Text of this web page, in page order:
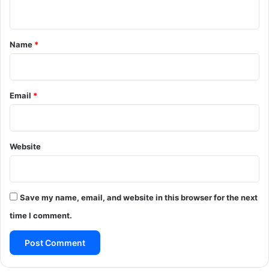
*
Name *
Email *
Website
Save my name, email, and website in this browser for the next
time I comment.